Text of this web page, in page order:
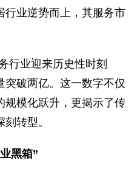
行业逆势而上，其服务市
行业迎来历史性时刻
破两亿。这一数字不仅
规模化跃升，更揭示了传
转型。
黑箱”